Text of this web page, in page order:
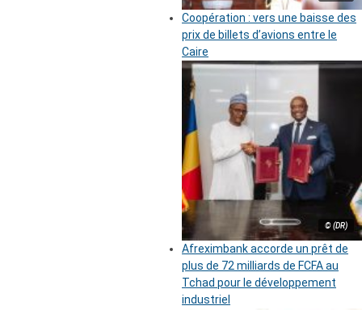
Coopération : vers une baisse des
prix de billets d’avions entre le
Caire
© (DR)
Afreximbank accorde un prêt de
plus de 72 milliards de FCFA au
Tchad pour le développement
industriel